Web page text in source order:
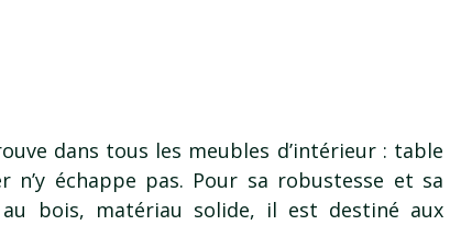
dans tous les meubles d’intérieur : table
n’y échappe pas. Pour sa robustesse et sa
bois, matériau solide, il est destiné aux